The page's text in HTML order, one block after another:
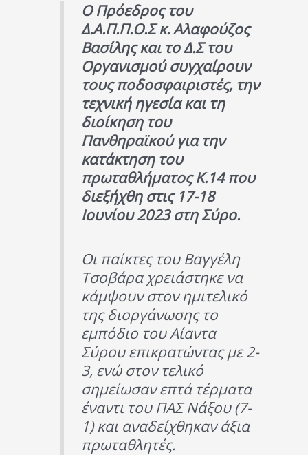
Ο Πρόεδρος του
Δ.Α.Π.Π.Ο.Σ κ. Αλαφούζος
Βασίλης και το Δ.Σ του
Οργανισμού συγχαίρουν
τους ποδοσφαιριστές, την
τεχνική ηγεσία και τη
διοίκηση του
Πανθηραϊκού για την
κατάκτηση του
πρωταθλήματος Κ.14 που
διεξήχθη στις 17-18
Ιουνίου 2023 στη Σύρο.
Οι παίκτες του Βαγγέλη
Τσοβάρα χρειάστηκε να
κάμψουν στον ημιτελικό
της διοργάνωσης το
εμπόδιο του Αίαντα
Σύρου επικρατώντας με 2-
3, ενώ στον τελικό
σημείωσαν επτά τέρματα
έναντι του ΠΑΣ Νάξου (7-
1) και αναδείχθηκαν άξια
πρωταθλητές.